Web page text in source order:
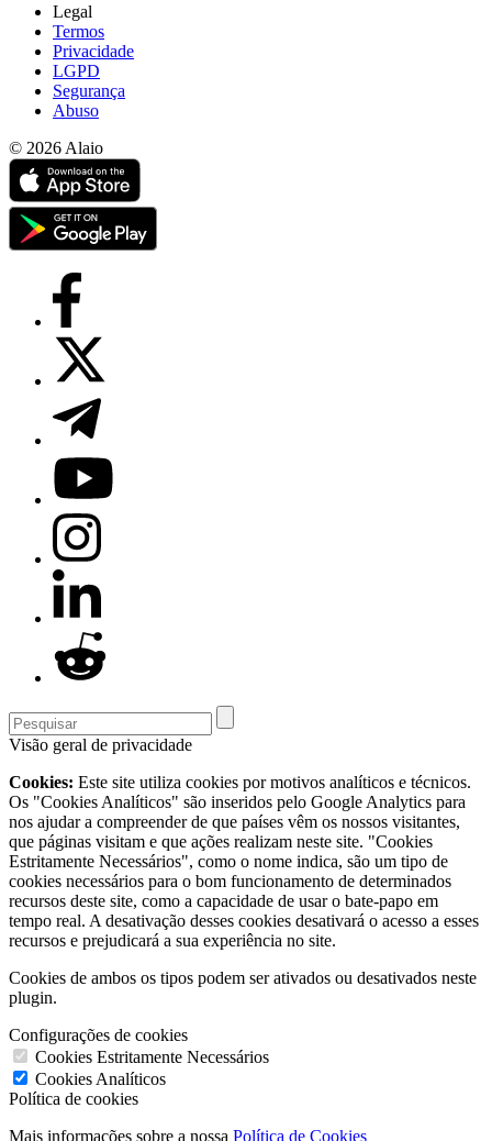
Legal
Termos
Privacidade
LGPD
Segurança
Abuso
© 2026 Alaio
Visão geral de privacidade
Cookies: Este site utiliza cookies por motivos analíticos e técnicos.
Os "Cookies Analíticos" são inseridos pelo Google Analytics para
nos ajudar a compreender de que países vêm os nossos visitantes,
que páginas visitam e que ações realizam neste site. "Cookies
Estritamente Necessários", como o nome indica, são um tipo de
cookies necessários para o bom funcionamento de determinados
recursos deste site, como a capacidade de usar o bate-papo em
tempo real. A desativação desses cookies desativará o acesso a esses
recursos e prejudicará a sua experiência no site.
Cookies de ambos os tipos podem ser ativados ou desativados neste
plugin.
Configurações de cookies
Cookies Estritamente Necessários
Cookies Analíticos
Política de cookies
Mais informações sobre a nossa Política de Cookies